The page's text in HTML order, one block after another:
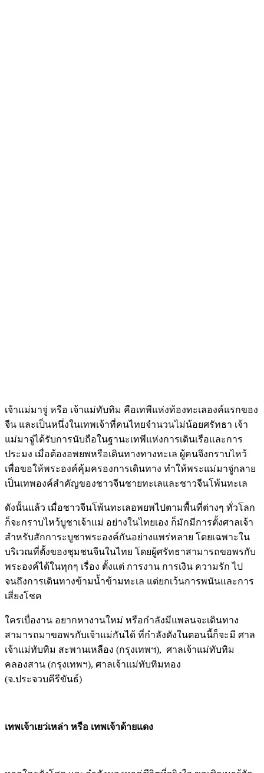
เจ้าแม่มาจู่ หรือ เจ้าแม่ทับทิม คือเทพีแห่งท้องทะเลองค์แรกของ
จีน และเป็นหนึ่งในเทพเจ้าที่คนไทยจำนวนไม่น้อยศรัทธา เจ้า
แม่มาจู่ได้รับการนับถือในฐานะเทพีแห่งการเดินเรือและการ
ประมง เมื่อต้องอพยพหรือเดินทางทางทะเล ผู้คนจึงกราบไหว้
เพื่อขอให้พระองค์คุ้มครองการเดินทาง ทำให้พระแม่มาจู่กลาย
เป็นเทพองค์สำคัญของชาวจีนชายทะเลและชาวจีนโพ้นทะเล
ดังนั้นแล้ว เมื่อชาวจีนโพ้นทะเลอพยพไปตามพื้นที่ต่างๆ ทั่วโลก
ก็จะกราบไหว้บูชาเจ้าแม่ อย่างในไทยเอง ก็มักมีการตั้งศาลเจ้า
สำหรับสักการะบูชาพระองค์กันอย่างแพร่หลาย โดยเฉพาะใน
บริเวณที่ตั้งของชุมชนจีนในไทย โดยผู้ศรัทธาสามารถขอพรกับ
พระองค์ได้ในทุกๆ เรื่อง ตั้งแต่ การงาน การเงิน ความรัก ไป
จนถึงการเดินทางข้ามน้ำข้ามทะเล แต่ยกเว้นการพนันและการ
เสี่ยงโชค
ใครเบื่องาน อยากหางานใหม่ หรือกำลังมีแพลนจะเดินทาง
สามารถมาขอพรกับเจ้าแม่กันได้ ที่กำลังดังในตอนนี้ก็จะมี ศาล
เจ้าแม่ทับทิม สะพานเหลือง (กรุงเทพฯ), ศาลเจ้าแม่ทับทิม
คลองสาน (กรุงเทพฯ), ศาลเจ้าแม่ทับทิมทอง
(จ.ประจวบคีรีขันธ์)
เทพเจ้าเยว่เหล่า หรือ เทพเจ้าด้ายแดง